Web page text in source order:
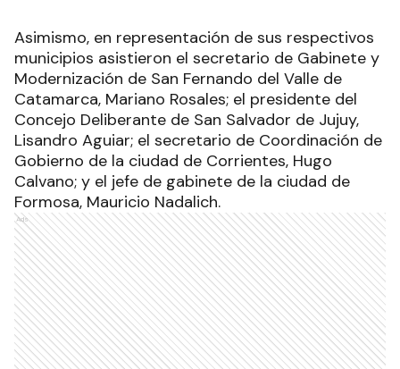
Asimismo, en representación de sus respectivos
municipios asistieron el secretario de Gabinete y
Modernización de San Fernando del Valle de
Catamarca, Mariano Rosales; el presidente del
Concejo Deliberante de San Salvador de Jujuy,
Lisandro Aguiar; el secretario de Coordinación de
Gobierno de la ciudad de Corrientes, Hugo
Calvano; y el jefe de gabinete de la ciudad de
Formosa, Mauricio Nadalich.
Ads